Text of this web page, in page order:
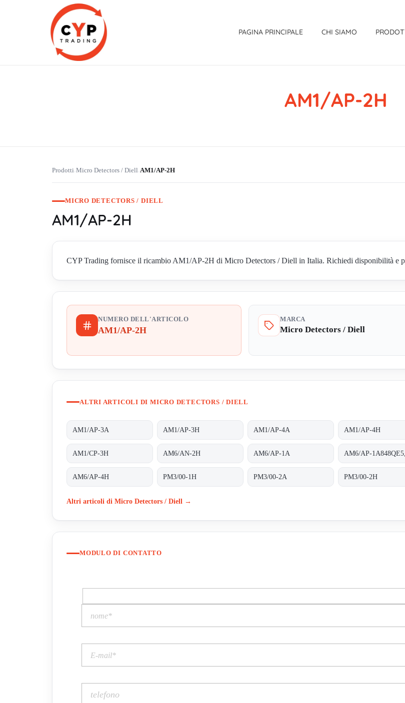
PAGINA PRINCIPALE CHI SIAMO
AM1/AP-2H
Prodotti›Micro Detectors / Diell›AM1/AP-2H
MICRO DETECTORS / DIELL
AM1/AP-2H
CYP Trading fornisce il ricambio AM1/AP-2H di Micro Detectors / Diell in Italia. Richiedi disponibilità e
NUMERO DELL'ARTICOLO
AM1/AP-2H
MARCA
Micro Detectors / Diell
ALTRI ARTICOLI DI MICRO DETECTORS / DIELL
AM1/AP-3A AM1/AP-3H AM1/AP-4A AM1/AP-4H
AM1/CP-3H AM6/AN-2H AM6/AP-1A
AM6/AP-4H PM3/00-1H PM3/00-2A PM3/00-2H
Altri articoli di Micro Detectors / Diell →
MODULO DI CONTATTO